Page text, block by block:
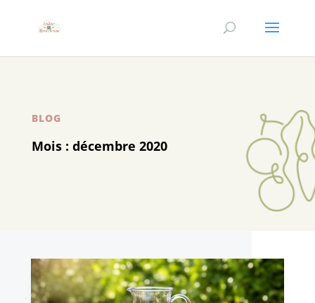
BLOG
Mois : décembre 2020